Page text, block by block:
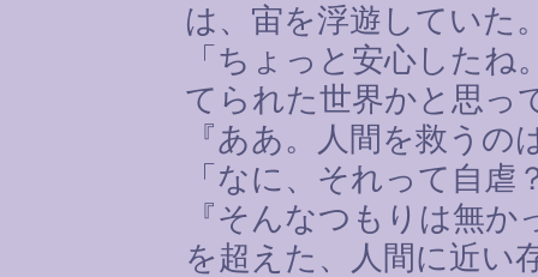
は、宙を浮遊していた
「ちょっと安心した
てられた世界かと思っ
『ああ。人間を救うの
「なに、それって自虐
『そんなつもりは無
を超えた、人間に近い